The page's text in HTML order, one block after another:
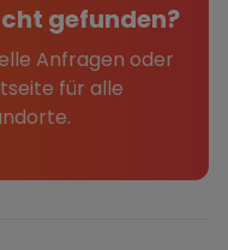
gefunden?
Anfragen oder
für alle